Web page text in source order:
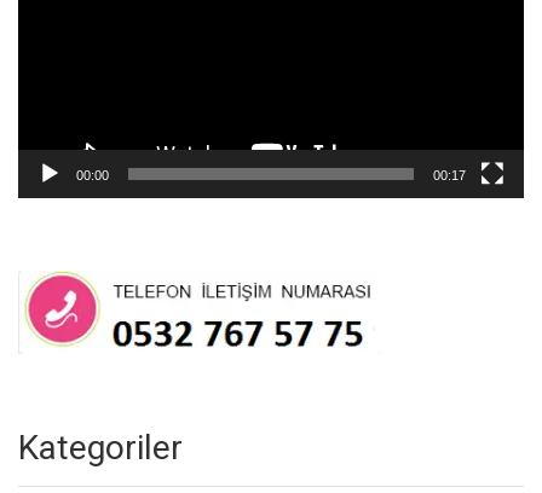
00:00 00:17
Kategoriler